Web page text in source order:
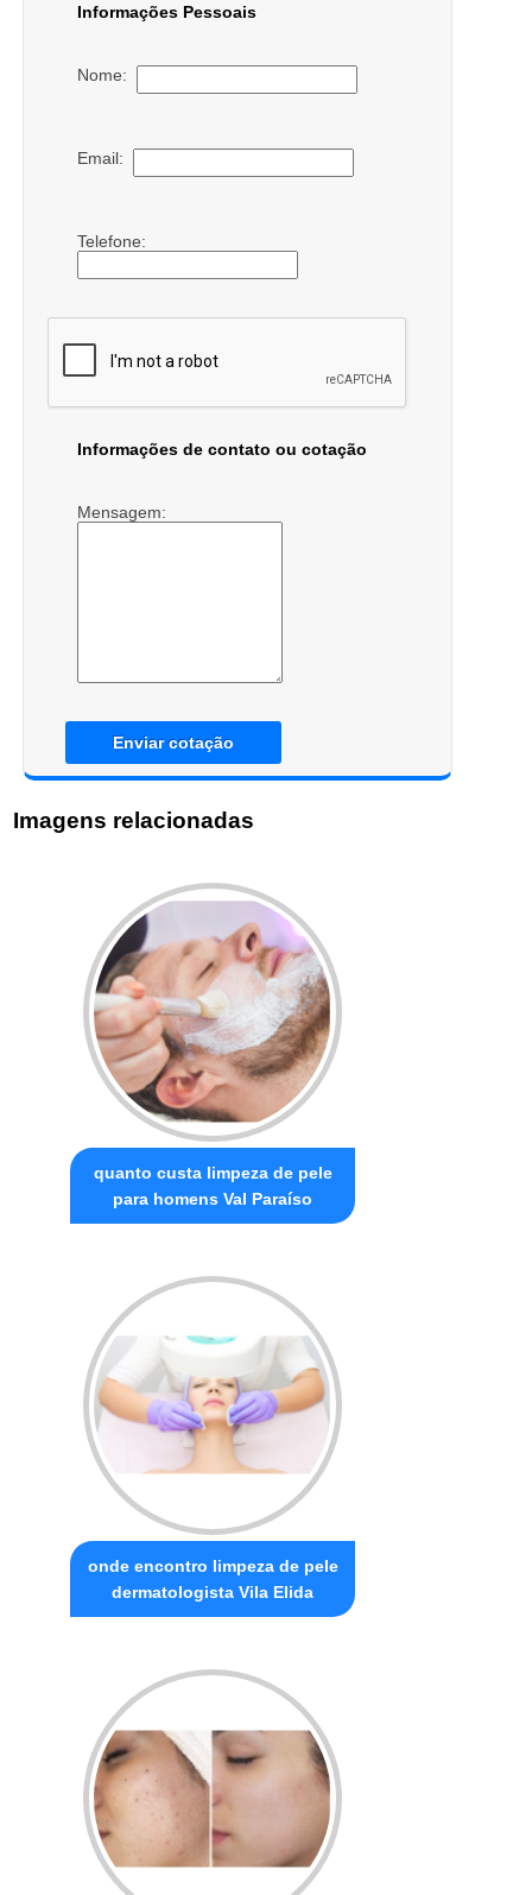
Informações Pessoais
Nome:
Email:
Telefone:
Informações de contato ou cotação
Mensagem:
Enviar cotação
Imagens relacionadas
quanto custa limpeza de pele
para homens Val Paraíso
onde encontro limpeza de pele
dermatologista Vila Elida